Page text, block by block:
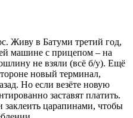
Живу в Батуми третий год,
машине с прицепом – на
не взяли (всё б/у). Ещё
новый терминал,
Но если везёте новую
заставят платить.
заклеить царапинами, чтобы